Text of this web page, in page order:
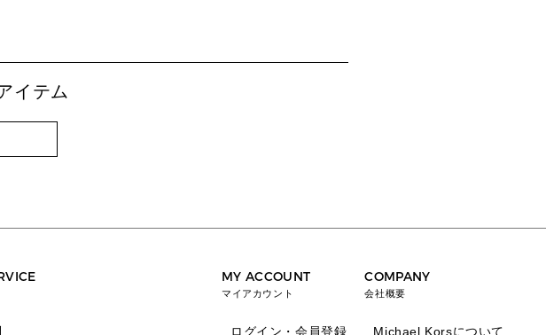
イテム
MY ACCOUNT
マイアカウント
ログイン・会員登録
COMPANY
会社概要
Michael Korsについて